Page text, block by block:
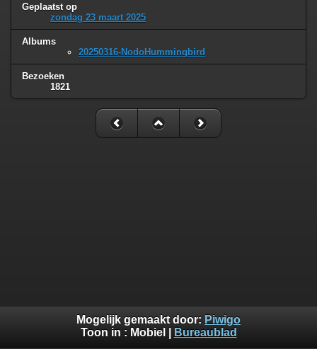
Geplaatst op
zondag 23 maart 2025
Albums
20250316-NodoHummingbird
Bezoeken
1821
Mogelijk gemaakt door: Piwigo
Toon in : Mobiel Bureaublad